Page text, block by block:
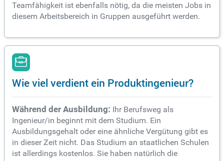
Teamfähigkeit ist ebenfalls nötig, da die meisten Jobs in
diesem Arbeitsbereich in Gruppen ausgeführt werden.
Wie viel verdient ein Produktingenieur?
Während der Ausbildung: Ihr Berufsweg als
Ingenieur/in beginnt mit dem Studium. Ein
Ausbildungsgehalt oder eine ähnliche Vergütung gibt es
in dieser Zeit nicht. Das Studium an staatlichen Schulen
ist allerdings kostenlos. Sie haben natürlich die